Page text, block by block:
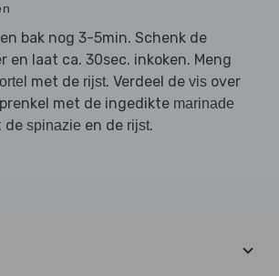
bak nog 3-5min. Schenk de
en laat ca. 30sec. inkoken. Meng
met de rijst. Verdeel de vis over
met de ingedikte marinade
de spinazie en de rijst.